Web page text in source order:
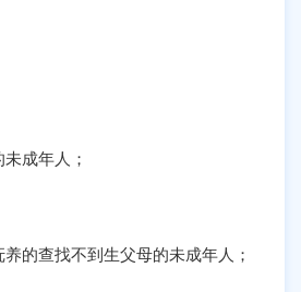
成年人；
查找不到生父母的未成年人；